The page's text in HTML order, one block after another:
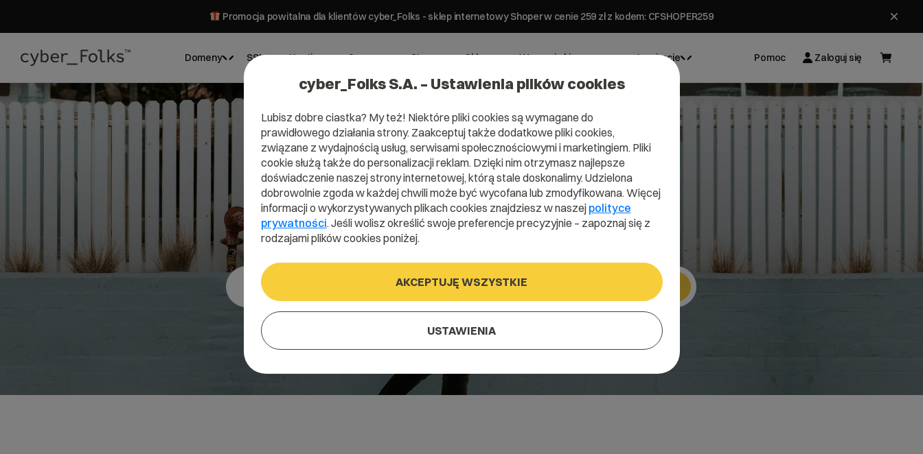
Promocja powitalna dla klientów cyber_Folks - sklep internetowy Shoper w cenie 259 zł z kodem: CFSHOPER259
Domeny SSL Hosting Serwery Strony Sklepy Wsparcie biznesowe Inspiracje Pomoc Zaloguj się
Domena .haus
Bo dom jest najważniejszy
cyber_Folks S.A. – Ustawienia plików cookies
Lubisz dobre ciastka? My też! Niektóre pliki cookies są wymagane do
prawidłowego działania strony. Zaakceptuj także dodatkowe pliki cookies,
związane z wydajnością usług, serwisami społecznościowymi i marketingiem. Pliki
cookie służą także do personalizacji reklam. Dzięki nim otrzymasz najlepsze
doświadczenie naszej strony internetowej, którą stale doskonalimy. Udzielona
dobrowolnie zgoda w każdej chwili może być wycofana lub zmodyfikowana. Więcej
informacji o wykorzystywanych plikach cookies znajdziesz w naszej polityce
prywatności. Jeśli wolisz określić swoje preferencje precyzyjnie – zapoznaj się z
rodzajami plików cookies poniżej.
AKCEPTUJĘ WSZYSTKIE
USTAWIENIA